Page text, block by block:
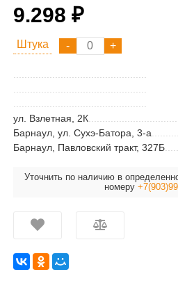
9.298 ₽
Штука
ул. Взлетная, 2К
Барнаул, ул. Сухэ-Батора, 3-а
Барнаул, Павловский тракт, 327Б
Уточнить по наличию в
номеру